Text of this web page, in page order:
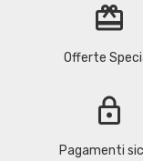
redeem
Offerte
lock
Pagamenti